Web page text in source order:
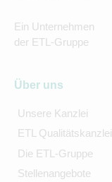
Ein Unternehmen
der ETL-Gruppe
Über uns
Unsere Kanzlei
ETL Qualitätskanzlei
Die ETL-Gruppe
Stellenangebote